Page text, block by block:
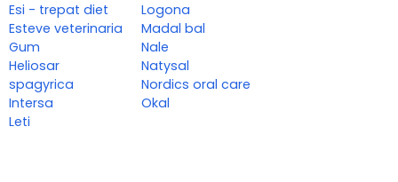
Esi - trepat diet
Esteve veterinaria
Gum
Heliosar
spagyrica
Intersa
Leti
Logona
Madal bal
Nale
Natysal
Nordics oral care
Okal